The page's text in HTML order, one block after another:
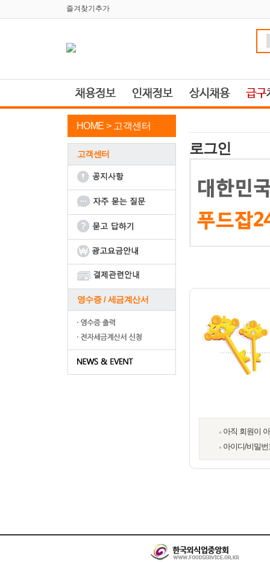
즐겨찾기추가
HOME > 고객센터
고객센터
영수증 / 세금계산서
로그인
아직 회원이
아이디/비밀